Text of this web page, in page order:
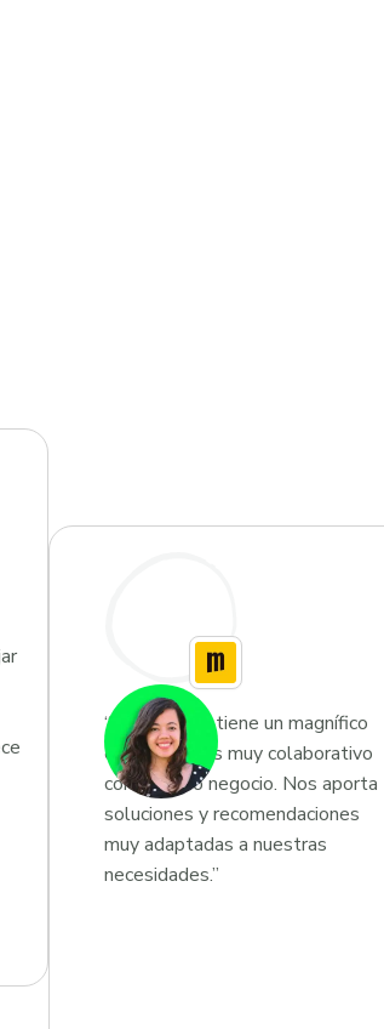
“Growketing tiene un magnífico
equipo que es muy colaborativo
con nuestro negocio. Nos aporta
soluciones y recomendaciones
muy adaptadas a nuestras
necesidades.”